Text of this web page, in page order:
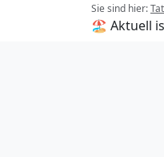
Sie sind hier:
🏖️ Aktuell